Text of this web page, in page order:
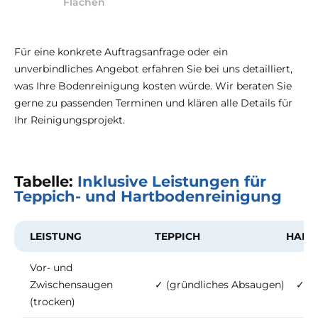
Für eine konkrete Auftragsanfrage oder ein
unverbindliches Angebot erfahren Sie bei uns detailliert,
was Ihre Bodenreinigung kosten würde. Wir beraten Sie
gerne zu passenden Terminen und klären alle Details für
Ihr Reinigungsprojekt.
Tabelle: Inklusive Leistungen für
Teppich- und Hartbodenreinigung
LEISTUNG TEPPICH
Vor- und
Zwischensaugen
(trocken)
✓ (gründliches Absaugen) ✓